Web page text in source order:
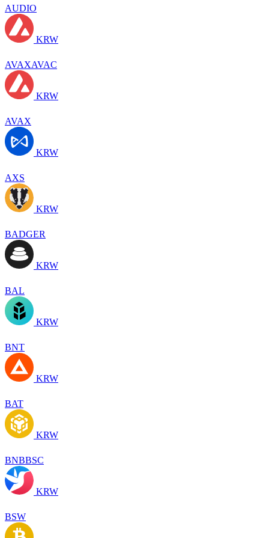
AUDIO
KRW
AVAXAVAC
KRW
AVAX
KRW
AXS
KRW
BADGER
KRW
BAL
KRW
BNT
KRW
BAT
KRW
BNBBSC
KRW
BSW